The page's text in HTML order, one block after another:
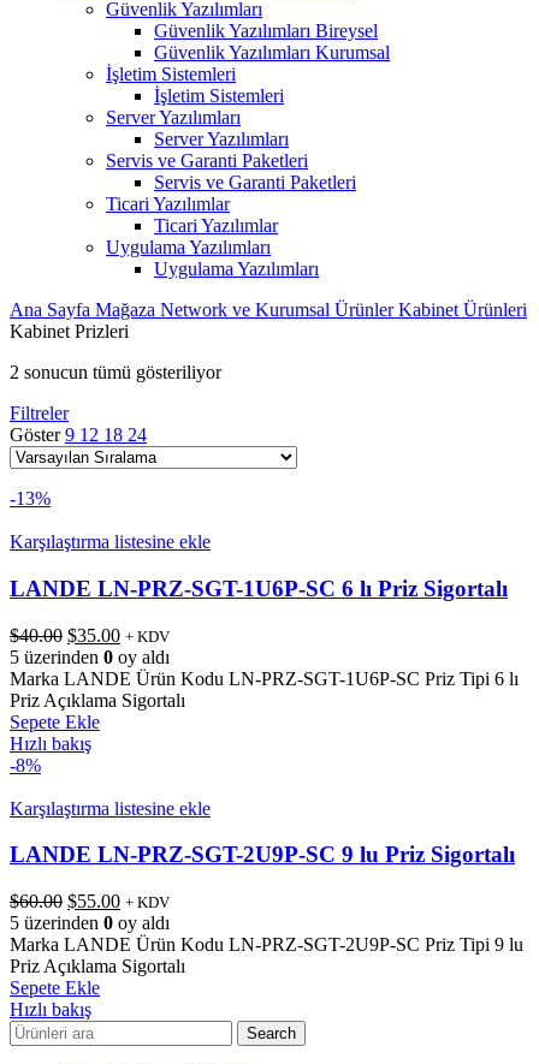
Güvenlik Yazılımları
Güvenlik Yazılımları Bireysel
Güvenlik Yazılımları Kurumsal
İşletim Sistemleri
İşletim Sistemleri
Server Yazılımları
Server Yazılımları
Servis ve Garanti Paketleri
Servis ve Garanti Paketleri
Ticari Yazılımlar
Ticari Yazılımlar
Uygulama Yazılımları
Uygulama Yazılımları
Ana Sayfa Mağaza Network ve Kurumsal ÜrünlerKabinet Ürünleri
Kabinet Prizleri
2 sonucun tümü gösteriliyor
Filtreler
Göster9 12 18 24
-13%
Karşılaştırma listesine ekle
LANDE LN-PRZ-SGT-1U6P-SC 6 lı Priz Sigortalı
$40.00 Orijinal
fiyat:
$40.00.
$35.00Şu
andaki
fiyat:
$35.00.
+ KDV
5 üzerinden 0 oy aldı
Marka LANDE Ürün Kodu LN-PRZ-SGT-1U6P-SC Priz Tipi 6 lı
Priz Açıklama Sigortalı
Sepete Ekle
Hızlı bakış
-8%
Karşılaştırma listesine ekle
LANDE LN-PRZ-SGT-2U9P-SC 9 lu Priz Sigortalı
$60.00 Orijinal
fiyat:
$60.00.
$55.00Şu
andaki
fiyat:
$55.00.
+ KDV
5 üzerinden 0 oy aldı
Marka LANDE Ürün Kodu LN-PRZ-SGT-2U9P-SC Priz Tipi 9 lu
Priz Açıklama Sigortalı
Sepete Ekle
Hızlı bakış
Search